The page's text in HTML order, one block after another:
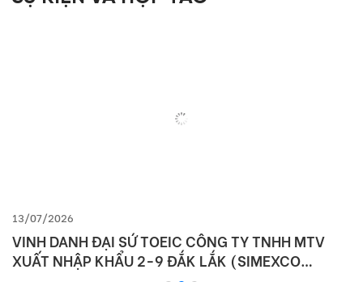
13/07/2026
VINH DANH ĐẠI SỨ TOEIC CÔNG TY TNHH MTV
XUẤT NHẬP KHẨU 2-9 ĐẮK LẮK (SIMEXCO